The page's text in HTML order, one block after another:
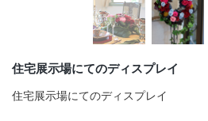
プライバシーポリシー
OFFICIAL SNS
住宅展示場にてのディスプレイ
住宅展示場にてのディスプレイ